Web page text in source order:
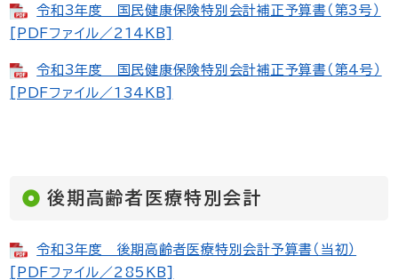
令和3年度 国民健康保険特別会計補正予算書（第3号）
[PDFファイル／214KB]
令和3年度 国民健康保険特別会計補正予算書（第4号）
[PDFファイル／134KB]
後期高齢者医療特別会計
令和3年度 後期高齢者医療特別会計予算書（当初）
[PDFファイル／285KB]